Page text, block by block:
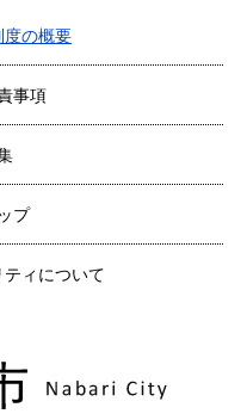
度の概要
事項
プ
ィについて